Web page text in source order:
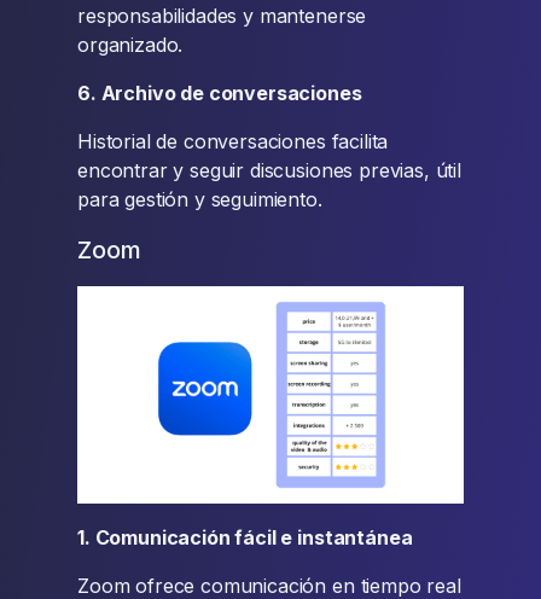
responsabilidades y mantenerse
organizado.
6. Archivo de conversaciones
Historial de conversaciones facilita
encontrar y seguir discusiones previas, útil
para gestión y seguimiento.
Zoom
1. Comunicación fácil e instantánea
Zoom ofrece comunicación en tiempo real